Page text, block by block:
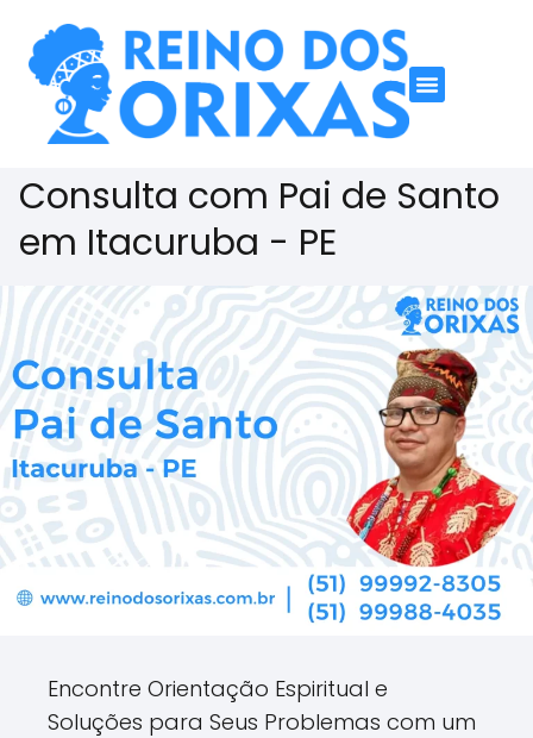
Consulta com Pai de Santo
em Itacuruba - PE
Encontre Orientação Espiritual e
Soluções para Seus Problemas com um